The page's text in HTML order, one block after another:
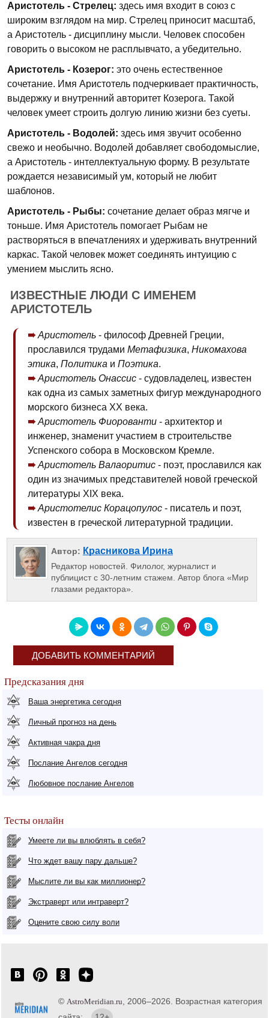
Аристотель - Стрелец: здесь имя входит в союз с
широким взглядом на мир. Стрелец приносит масштаб,
а Аристотель - дисциплину мысли. Человек способен
говорить о высоком не расплывчато, а убедительно.
Аристотель - Козерог: это очень естественное
сочетание. Имя Аристотель подчеркивает практичность,
выдержку и внутренний авторитет Козерога. Такой
человек умеет строить долгую линию жизни без суеты.
Аристотель - Водолей: здесь имя звучит особенно
свежо и необычно. Водолей добавляет свободомыслие,
а Аристотель - интеллектуальную форму. В результате
рождается независимый ум, который не любит
шаблонов.
Аристотель - Рыбы: сочетание делает образ мягче и
тоньше. Имя Аристотель помогает Рыбам не
растворяться в впечатлениях и удерживать внутренний
каркас. Такой человек может соединять интуицию с
умением мыслить ясно.
ИЗВЕСТНЫЕ ЛЮДИ С ИМЕНЕМ
АРИСТОТЕЛЬ
Аристотель - философ Древней Греции,
прославился трудами Метафизика, Никомахова
этика, Политика и Поэтика.
Аристотель Онассис - судовладелец, известен
как одна из самых заметных фигур международного
морского бизнеса XX века.
Аристотель Фиорованти - архитектор и
инженер, знаменит участием в строительстве
Успенского собора в Московском Кремле.
Аристотель Валаоритис - поэт, прославился как
один из значимых представителей новой греческой
литературы XIX века.
Аристотелис Корацопулос - писатель и поэт,
известен в греческой литературной традиции.
Автор: Красникова Ирина
Редактор новостей. Филолог, журналист и
публицист с 30-летним стажем. Автор блога «Мир
глазами редактора».
ДОБАВИТЬ КОММЕНТАРИЙ
Предсказания дня
Ваша энергетика сегодня
Личный прогноз на день
Активная чакра дня
Послание Ангелов сегодня
Любовное послание Ангелов
Тесты онлайн
Умеете ли вы влюблять в себя?
Что ждет вашу пару дальше?
Мыслите ли вы как миллионер?
Экстраверт или интраверт?
Оцените свою силу воли
© AstroMeridian.ru , 2006–2026. Возрастная категория